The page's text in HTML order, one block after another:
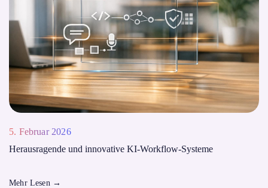
5. Februar 2026
Herausragende und innovative KI-Workflow-Systeme
Mehr Lesen →